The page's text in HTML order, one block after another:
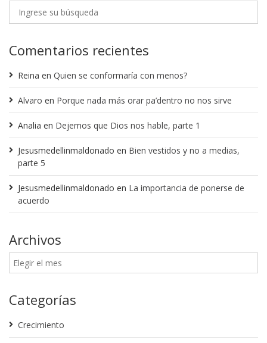
Comentarios recientes
Reina en Quien se conformaría con menos?
Alvaro en Porque nada más orar pa’dentro no nos sirve
Analia en Dejemos que Dios nos hable, parte 1
Jesusmedellinmaldonado en Bien vestidos y no a medias,
parte 5
Jesusmedellinmaldonado en La importancia de ponerse de
acuerdo
Archivos
Categorías
Crecimiento